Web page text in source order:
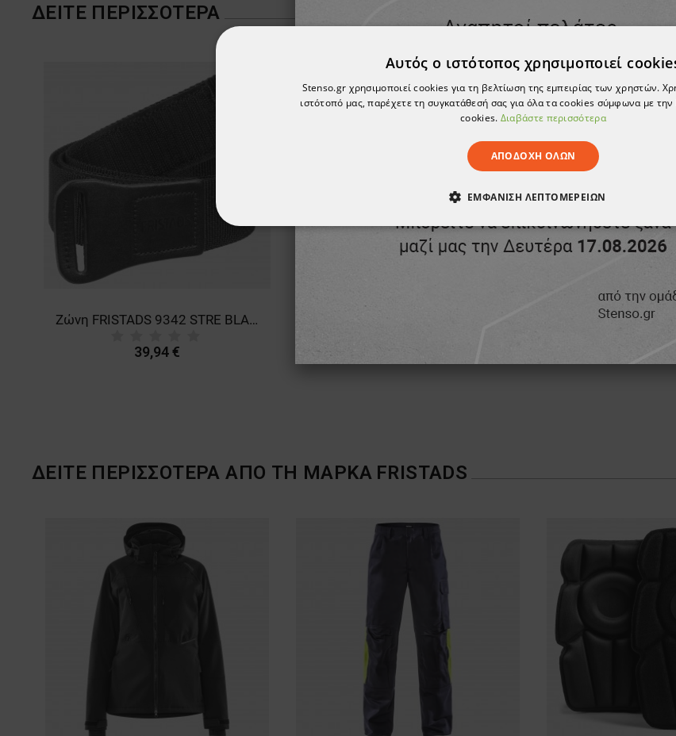
ΔΕΊΤΕ ΠΕΡΙΣΣΌΤΕΡΑ
Ζώνη FRISTADS 9342 STRE BLACK
39,94 €
ΔΕΙΤΕ ΠΕΡΙΣΣΟΤΕΡΑ ΑΠΟ ΤΗ ΜΑΡΚΑ FRISTADS
Αυτός ο ιστότοπος χρησιμοποιεί
Stenso.gr χρησιμοποιεί cookies για τη βελτίωση της εμπειρίας των χρηστών.
ιστότοπό μας, παρέχετε τη συγκατάθεσή σας για όλα τα cookies σύμφωνα με την
cookies. Διαβάστε περισσότερα
ΑΠΟΔΟΧΉ ΌΛΩΝ
ΕΜΦΆΝΙΣΗ ΛΕΠΤΟΜΕΡΕΙΏΝ
ΑΠΟΛΎΤΩΣ ΑΠΑΡΑΊΤΗΤΑ ΑΠΌΔΟΣΗΣ ΣΤΌΧΕΥΣΗΣ